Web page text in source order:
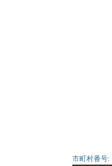
市町村番号: